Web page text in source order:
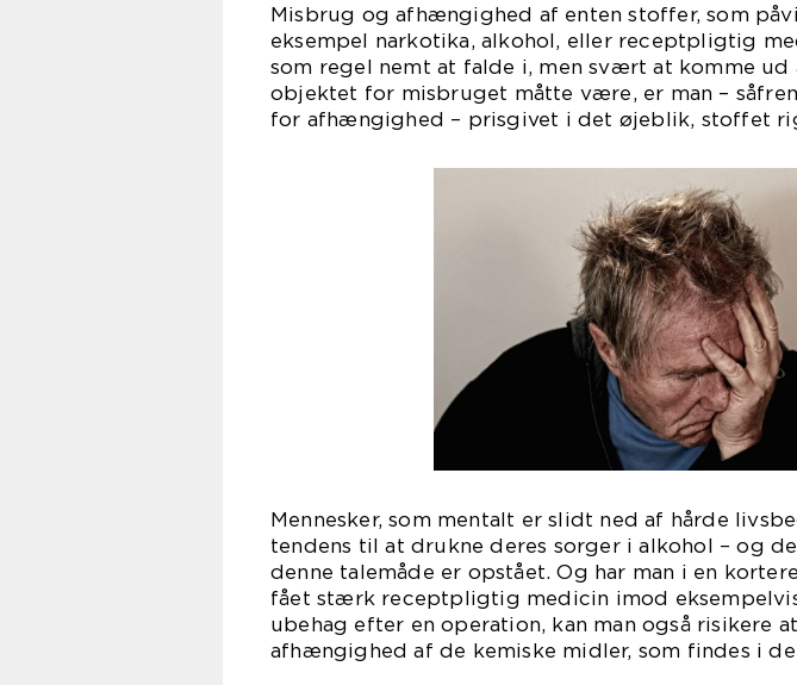
Misbrug og afhængighed af enten stoffer, som
eksempel narkotika, alkohol, eller receptpligtig
som regel nemt at falde i, men svært at komme ud
objektet for misbruget måtte være, er man –
for afhængighed – prisgivet i det øjeblik, stoffet
Mennesker, som mentalt er slidt ned af hårde
tendens til at drukne deres sorger i alkohol – og
denne talemåde er opstået. Og har man i en
fået stærk receptpligtig medicin imod
ubehag efter en operation, kan man også risikere
afhængighed af de kemiske midler, som findes i